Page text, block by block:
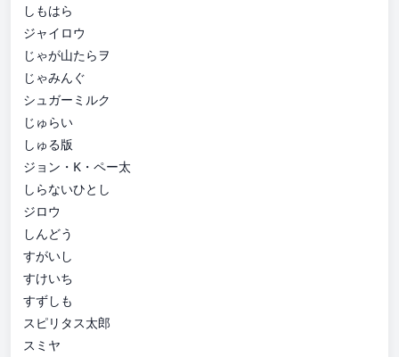
しもはら
ジャイロウ
じゃが山たらヲ
じゃみんぐ
シュガーミルク
じゅらい
しゅる版
ジョン・K・ペー太
しらないひとし
ジロウ
しんどう
すがいし
すけいち
すずしも
スピリタス太郎
スミヤ